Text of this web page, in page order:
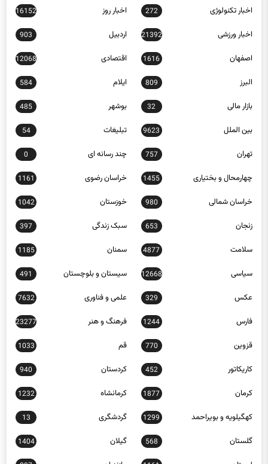
اخبار ورزشی 21392 اردبیل 903
اصفهان 1616 اقتصادی 12068
البرز 809 ایلام 584
بازار مالی 32 بوشهر 485
بین الملل 9623 تبلیغات 54
تهران 757 چند رسانه ای 0
چهارمحال و بختیاری 1455 خراسان رضوی 1161
خراسان شمالی 980 خوزستان 1042
زنجان 653 سبک زندگی 397
سلامت 4877 سمنان 1185
سیاسی 12668 سیستان و بلوچستان 491
عکس 329 علمی و فناوری 7632
فارس 1244 فرهنگ و هنر 23277
قزوین 770 قم 1033
کاریکاتور 452 کردستان 940
کرمان 1877 کرمانشاه 1232
کهگیلویه و بویراحمد 1299 گردشگری 13
گلستان 568 گیلان 1404
لرستان 1161 مازندران 897